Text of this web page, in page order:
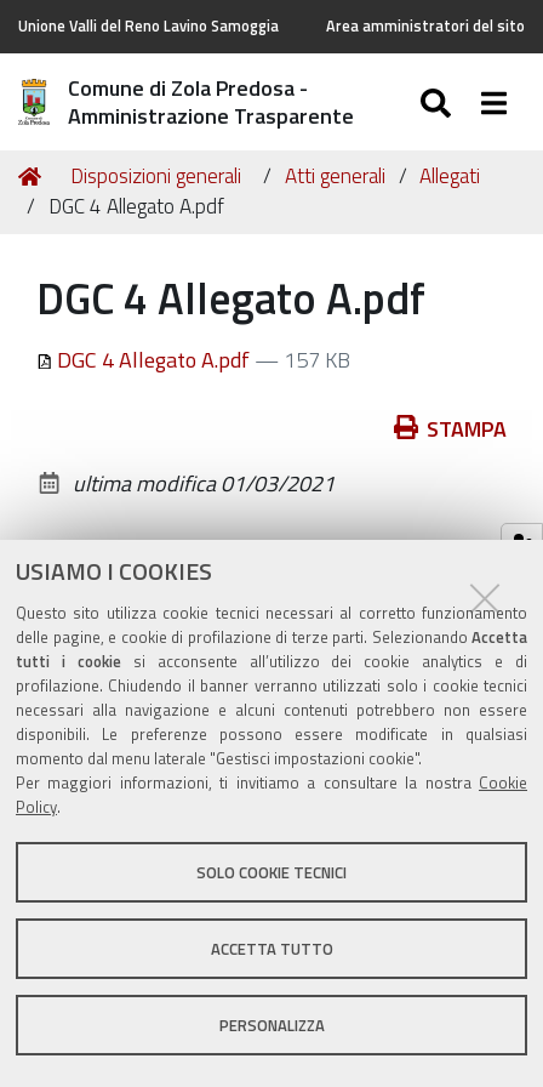
USIAMO I COOKIES
Questo sito utilizza cookie tecnici necessari al corretto funzionamento
delle pagine, e cookie di profilazione di terze parti. Selezionando Accetta
tutti i cookiesi acconsente all’utilizzo dei cookie analytics e di
profilazione. Chiudendo il banner verranno utilizzati solo i cookie tecnici
necessari alla navigazione e alcuni contenuti potrebbero non essere
disponibili. Le preferenze possono essere modificate in qualsiasi
momento dal menu laterale "Gestisci impostazioni cookie".
Per maggiori informazioni, ti invitiamo a consultare la nostra Cookie
Policy.
SOLO COOKIE TECNICI
ACCETTA TUTTO
PERSONALIZZA
Unione Valli del Reno Lavino Samoggia Area amministratori del sito
Comune di Zola Predosa -
Amministrazione Trasparente
Tu
sei
Home
Disposizioni generali Atti generali
Allegati
DGC 4 Allegato A.pdf
DGC 4 Allegato A.pdf
DGC 4 Allegato A.pdf— 157 KB
documento
STAMPA
ultima modifica01/03/2021
Valuta questo sito
Sito istituzionale Comune di Zola Predosa
Privacy policy|DPO|Accessibilità